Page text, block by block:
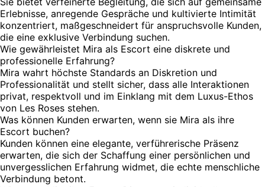
Erlebnisse, anregende Gespräche und kultivierte Intimität
konzentriert, maßgeschneidert für anspruchsvolle Kunden,
die eine exklusive Verbindung suchen.
Wie gewährleistet Mira als Escort eine diskrete und
professionelle Erfahrung?
Mira wahrt höchste Standards an Diskretion und
Professionalität und stellt sicher, dass alle Interaktionen
privat, respektvoll und im Einklang mit dem Luxus-Ethos
von Les Roses stehen.
Was können Kunden erwarten, wenn sie Mira als ihre
Escort buchen?
Kunden können eine elegante, verführerische Präsenz
erwarten, die sich der Schaffung einer persönlichen und
unvergesslichen Erfahrung widmet, die echte menschliche
Verbindung betont.